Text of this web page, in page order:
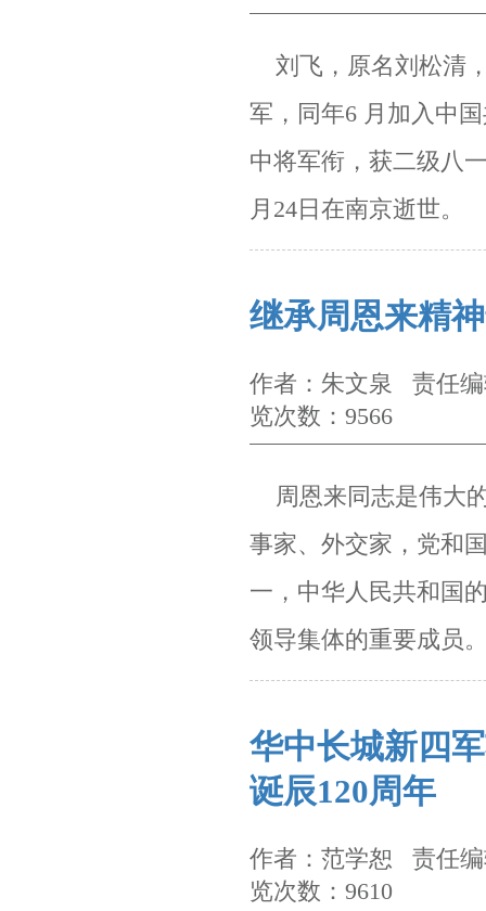
刘飞，原名刘松清
军，同年6 月加入中
中将军衔，获二级八
月24日在南京逝世。
继承周恩来精
作者：朱文泉 责任
览次数：9566
周恩来同志是伟大
事家、外交家，党和
一，中华人民共和国
领导集体的重要成员
华中长城新四
诞辰120周年
作者：范学恕 责任
览次数：9610